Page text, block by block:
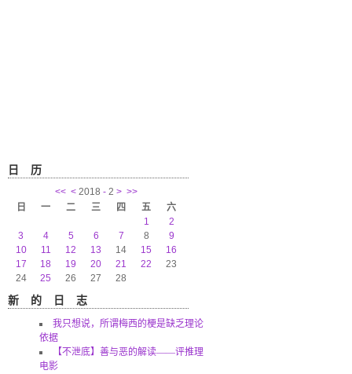
日历
<< < 2018 - 2 > >>
日
一 二 三 四 五
六
1
2
3
4 5 6 7 8
9
10
11 12 13 14 15
16
17
18 19 20 21 22
23
24
25 26 27 28
新的日志
我只想说，所谓梅西的梗是缺乏理论
依据
【不泄底】善与恶的解读——评推理
电影